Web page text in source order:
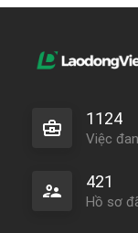
1124
Việc
421
Hồ sơ